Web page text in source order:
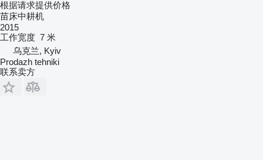
根据请求提供价格
苗床中耕机
2015
工作宽度 7 米
乌克兰, Kyiv
Prodazh tehniki
联系卖方